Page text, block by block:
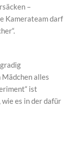
–
Kamerateam darf
alles
ist
es in der dafür